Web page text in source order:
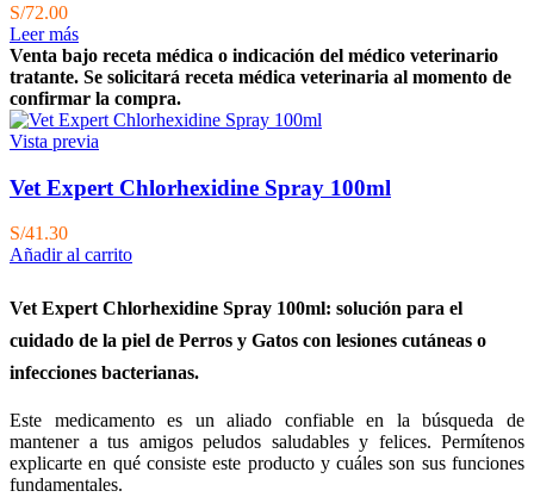
S/72.00
Leer más
Venta bajo receta médica o indicación del médico veterinario
tratante. Se solicitará receta médica veterinaria al momento de
confirmar la compra.
Vista previa
Vet Expert Chlorhexidine Spray 100ml
S/41.30
Añadir al carrito
Vet Expert Chlorhexidine Spray 100ml: solución para el
cuidado de la piel de Perros y Gatos con lesiones cutáneas o
infecciones bacterianas.
Este medicamento es un aliado confiable en la búsqueda de
mantener a tus amigos peludos saludables y felices. Permítenos
explicarte en qué consiste este producto y cuáles son sus funciones
fundamentales.